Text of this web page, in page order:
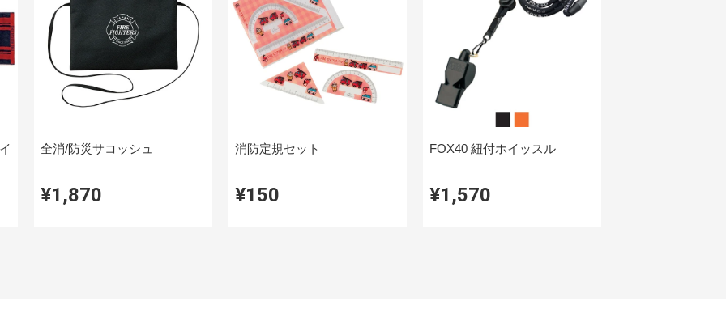
全消/防災サコッシュ
¥1,870
消防定規セット
¥150
FOX40 紐付ホイッスル
¥1,570